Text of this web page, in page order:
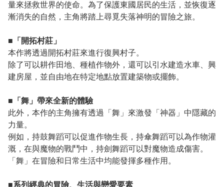
量來拯救世界的使命。為了保護東國居民的生活，並恢復逐
漸消失的自然，主角將踏上尋覓失落神明的冒險之旅。
■「開拓村莊」
本作將透過開拓村莊來進行復興村子。
除了可以耕作田地、種植作物外，還可以引水建造水車、興
建房屋，並自由地在特定地點放置建築物或擺飾。
■「舞」帶來全新的體驗
此外，本作的主角擁有透過「舞」來激發「神器」中隱藏的
力量。
例如，持鼓舞蹈可以促進作物生長，持傘舞蹈可以為作物灌
溉，在與魔物的戰鬥中，持劍舞蹈可以對魔物造成傷害。
「舞」在冒險和日常生活中均能發揮多種作用。
■系列經典的冒險、生活與戀愛要素